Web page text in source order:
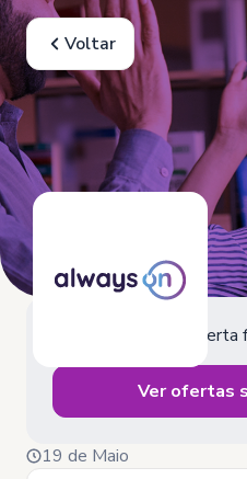
Voltar
Ver ofertas
19 de Maio